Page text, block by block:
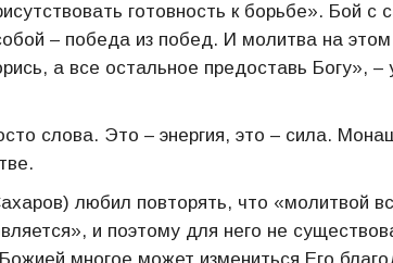
готовность к борьбе». Бой
– победа из побед. И молитва на
а все остальное предоставь Богу»,
слова. Это – энергия, это – сила.
любил повторять, что «молитвой
и поэтому для него не